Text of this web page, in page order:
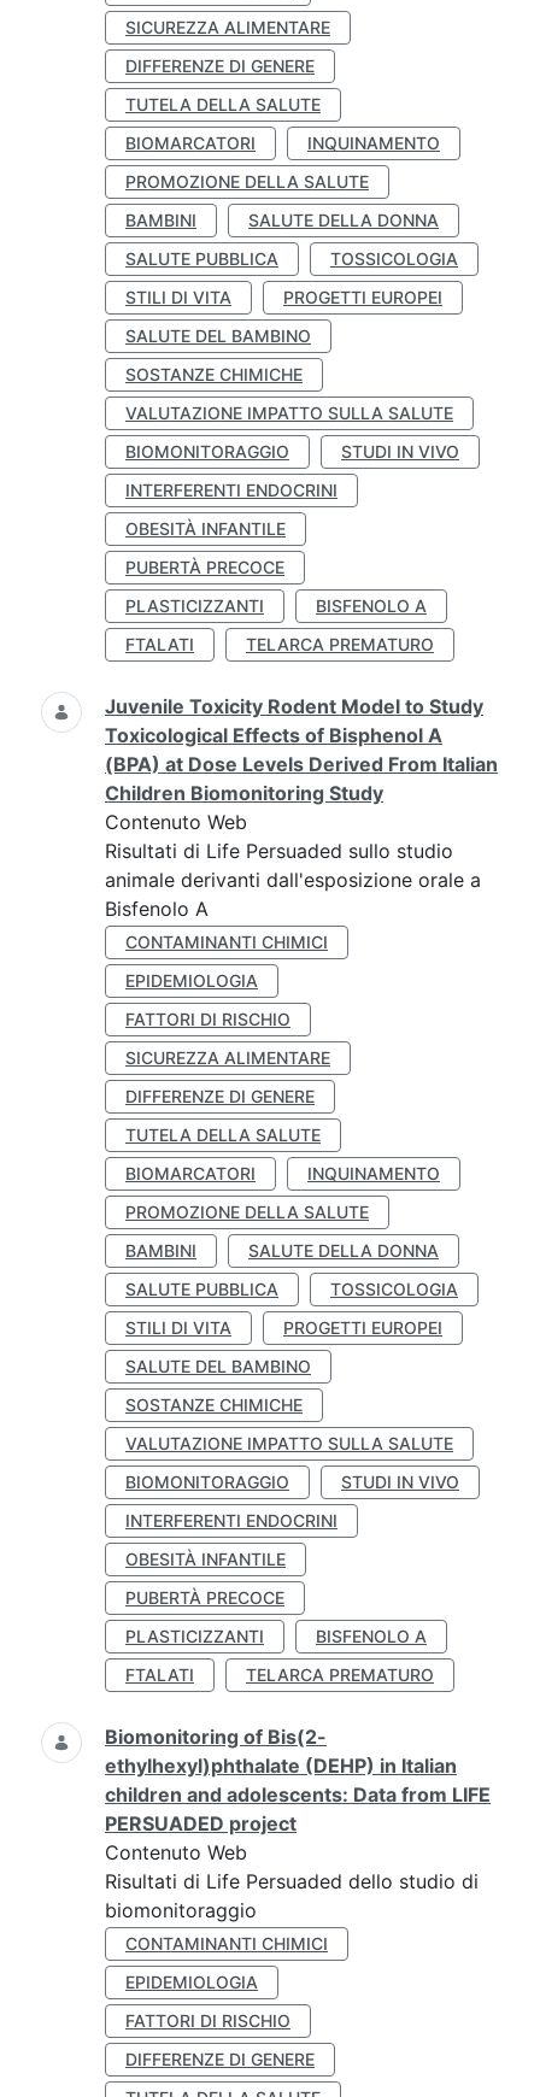
SICUREZZA ALIMENTARE
DIFFERENZE DI GENERE
TUTELA DELLA SALUTE
BIOMARCATORI
INQUINAMENTO
PROMOZIONE DELLA SALUTE
BAMBINI
SALUTE DELLA DONNA
SALUTE PUBBLICA
TOSSICOLOGIA
STILI DI VITA
PROGETTI EUROPEI
SALUTE DEL BAMBINO
SOSTANZE CHIMICHE
VALUTAZIONE IMPATTO SULLA SALUTE
BIOMONITORAGGIO
STUDI IN VIVO
INTERFERENTI ENDOCRINI
OBESITÀ INFANTILE
PUBERTÀ PRECOCE
PLASTICIZZANTI
BISFENOLO A
FTALATI
TELARCA PREMATURO
Juvenile Toxicity Rodent Model to Study
Toxicological Effects of Bisphenol A
(BPA) at Dose Levels Derived From Italian
Children Biomonitoring Study
Contenuto Web
Risultati di Life Persuaded sullo studio
animale derivanti dall'esposizione orale a
Bisfenolo A
CONTAMINANTI CHIMICI
EPIDEMIOLOGIA
FATTORI DI RISCHIO
SICUREZZA ALIMENTARE
DIFFERENZE DI GENERE
TUTELA DELLA SALUTE
BIOMARCATORI
INQUINAMENTO
PROMOZIONE DELLA SALUTE
BAMBINI
SALUTE DELLA DONNA
SALUTE PUBBLICA
TOSSICOLOGIA
STILI DI VITA
PROGETTI EUROPEI
SALUTE DEL BAMBINO
SOSTANZE CHIMICHE
VALUTAZIONE IMPATTO SULLA SALUTE
BIOMONITORAGGIO
STUDI IN VIVO
INTERFERENTI ENDOCRINI
OBESITÀ INFANTILE
PUBERTÀ PRECOCE
PLASTICIZZANTI
BISFENOLO A
FTALATI
TELARCA PREMATURO
Biomonitoring of Bis(2-
ethylhexyl)phthalate (DEHP) in Italian
children and adolescents: Data from LIFE
PERSUADED project
Contenuto Web
Risultati di Life Persuaded dello studio di
biomonitoraggio
CONTAMINANTI CHIMICI
EPIDEMIOLOGIA
FATTORI DI RISCHIO
DIFFERENZE DI GENERE